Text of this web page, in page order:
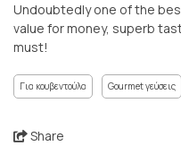
Undoubtedly one of the
value for money, superb
must!
Για κουβεντούλα Gourmet γεύσεις
Share